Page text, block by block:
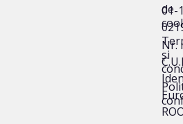
01-
Nr.
de
și